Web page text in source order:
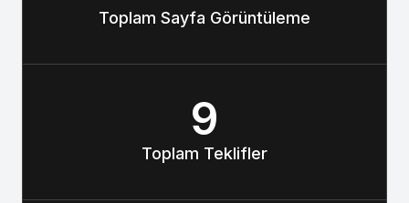
Toplam Sayfa Görüntüleme
9
Toplam Teklifler